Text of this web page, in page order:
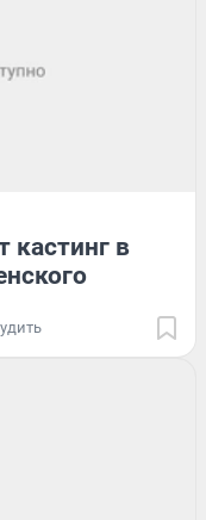
кастинг в